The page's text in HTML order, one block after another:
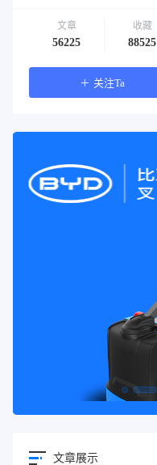
文章
56225
收藏
88525
关注Ta
文章展示